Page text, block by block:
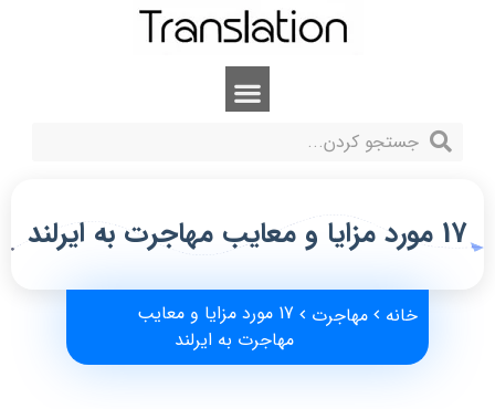
17 مورد مزایا و معایب مهاجرت به ایرلند
خانه مهاجرت
17 مورد مزایا و معایب
مهاجرت به ایرلند